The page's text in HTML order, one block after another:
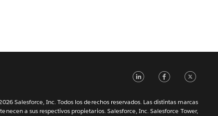
LinkedIn
Salesforce, Inc. Todos los derechos reservados. Las distintas marcas
a sus respectivos propietarios. Salesforce, Inc. Salesforce Tower,